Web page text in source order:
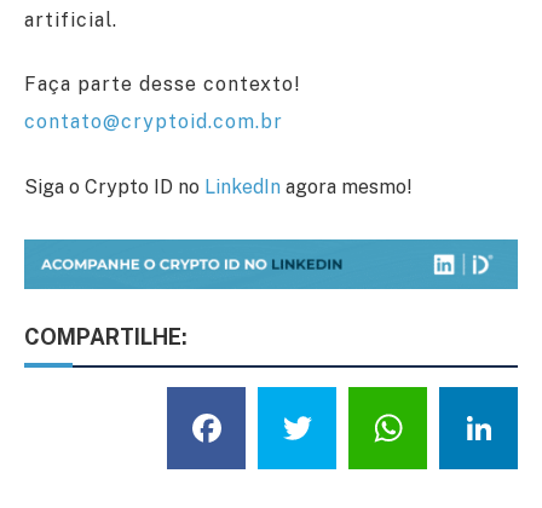
artificial.
Faça parte desse contexto!
contato@cryptoid.com.br
Siga o Crypto ID no LinkedIn agora mesmo!
COMPARTILHE:
Facebook
Twitter